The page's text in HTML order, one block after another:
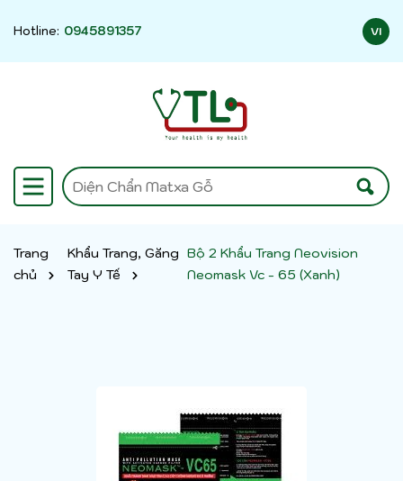
Hotline: 0945891357 VI
Trang
chủ
Khẩu Trang, Găng
Tay Y Tế
Bộ 2 Khẩu Trang Neovision
Neomask Vc - 65 (Xanh)